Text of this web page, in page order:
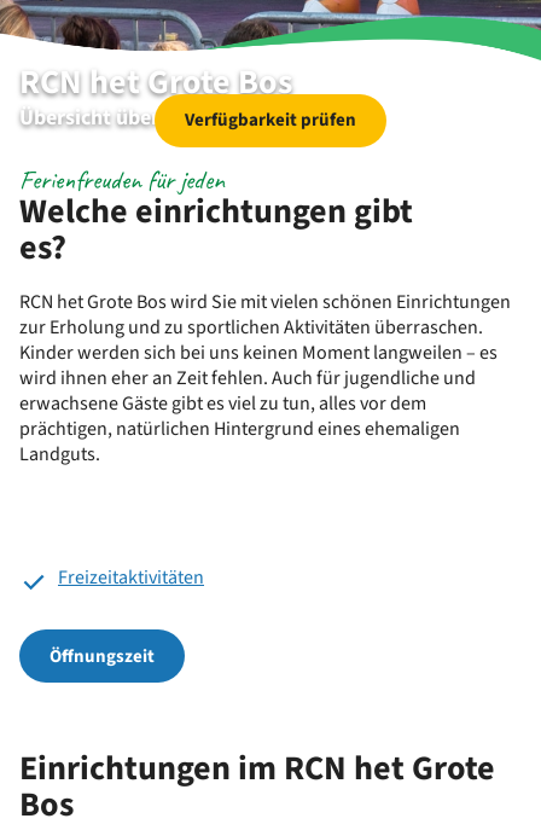
RCN het Grote Bos
Übersicht über die Einrichtungen
Verfügbarkeit prüfen
Welche einrichtungen gibt
es?
Ferienfreuden für jeden
RCN het Grote Bos wird Sie mit vielen schönen Einrichtungen
zur Erholung und zu sportlichen Aktivitäten überraschen.
Kinder werden sich bei uns keinen Moment langweilen – es
wird ihnen eher an Zeit fehlen. Auch für jugendliche und
erwachsene Gäste gibt es viel zu tun, alles vor dem
prächtigen, natürlichen Hintergrund eines ehemaligen
Landguts.
Freizeitaktivitäten
Öffnungszeit
Einrichtungen im RCN het Grote
Bos